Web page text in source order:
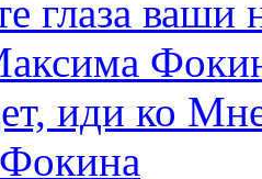
глаза ваши
иди ко